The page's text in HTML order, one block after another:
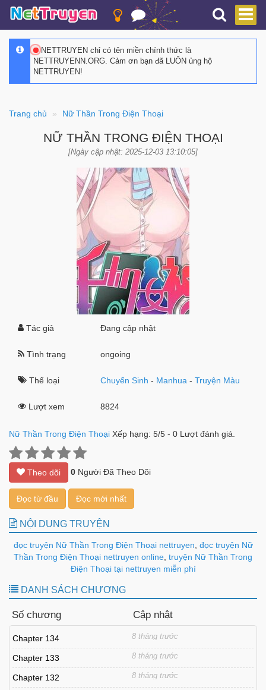
NETTRUYEN chỉ có tên miền chính thức là
NETTRUYENN.ORG. Cảm ơn bạn đã LUÔN ủng hộ
NETTRUYEN!
Trang chủ Nữ Thần Trong Điện Thoại
NỮ THẦN TRONG ĐIỆN THOẠI
[Ngày cập nhật: 2025-12-03 13:10:05]
Tác giả Đang cập nhật
Tình trạng ongoing
Thể loại Chuyển Sinh - Manhua -Truyện Màu
Lượt xem 8824
Nữ Thần Trong Điện Thoại Xếp hạng: 5/5 - 0 Lượt đánh giá.
Theo dõi 0 Người Đã Theo Dõi
Đọc từ đầu Đọc mới nhất
NỘI DUNG TRUYỆN
đọc truyện Nữ Thần Trong Điện Thoại nettruyen đọc truyện Nữ
Thần Trong Điện Thoại nettruyen online truyện Nữ Thần Trong
Điện Thoại tại nettruyen miễn phí
DANH SÁCH CHƯƠNG
Số chương Cập nhật
Chapter 134 8 tháng trước
Chapter 133 8 tháng trước
Chapter 132 8 tháng trước